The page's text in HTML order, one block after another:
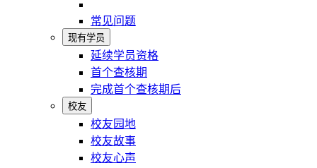
常见问题
现有学员
延续学员资格
首个查核期
完成首个查核期后
校友
校友园地
校友故事
校友心声